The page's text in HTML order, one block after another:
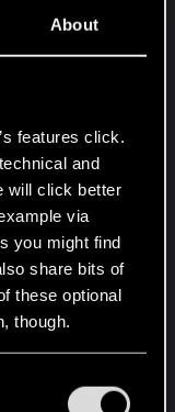
About
features click.
and
will click better
via
you might find
share bits of
these optional
though.
them in the